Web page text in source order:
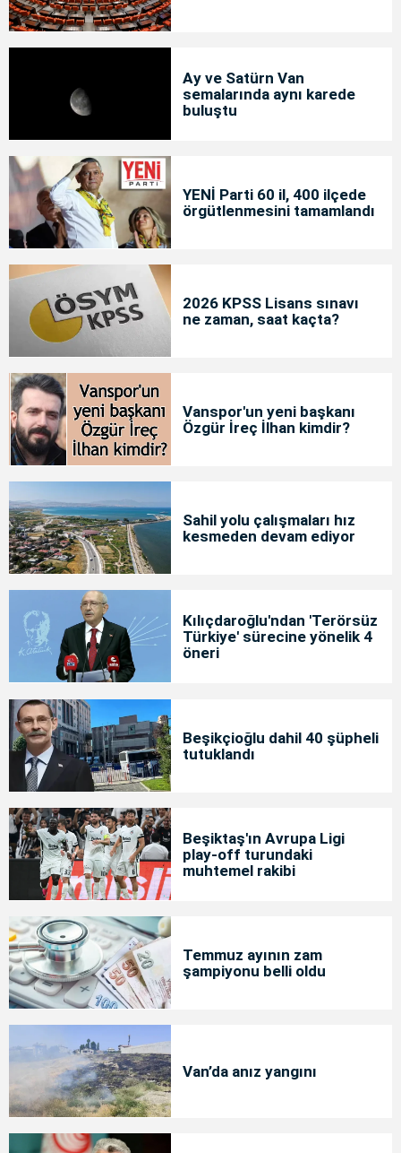
Ay ve Satürn Van
semalarında aynı karede
buluştu
YENİ Parti 60 il, 400 ilçede
örgütlenmesini tamamlandı
2026 KPSS Lisans sınavı
ne zaman, saat kaçta?
Vanspor'un yeni başkanı
Özgür İreç İlhan kimdir?
Sahil yolu çalışmaları hız
kesmeden devam ediyor
Kılıçdaroğlu'ndan 'Terörsüz
Türkiye' sürecine yönelik 4
öneri
Beşikçioğlu dahil 40 şüpheli
tutuklandı
Beşiktaş'ın Avrupa Ligi
play-off turundaki
muhtemel rakibi
Temmuz ayının zam
şampiyonu belli oldu
Van’da anız yangını